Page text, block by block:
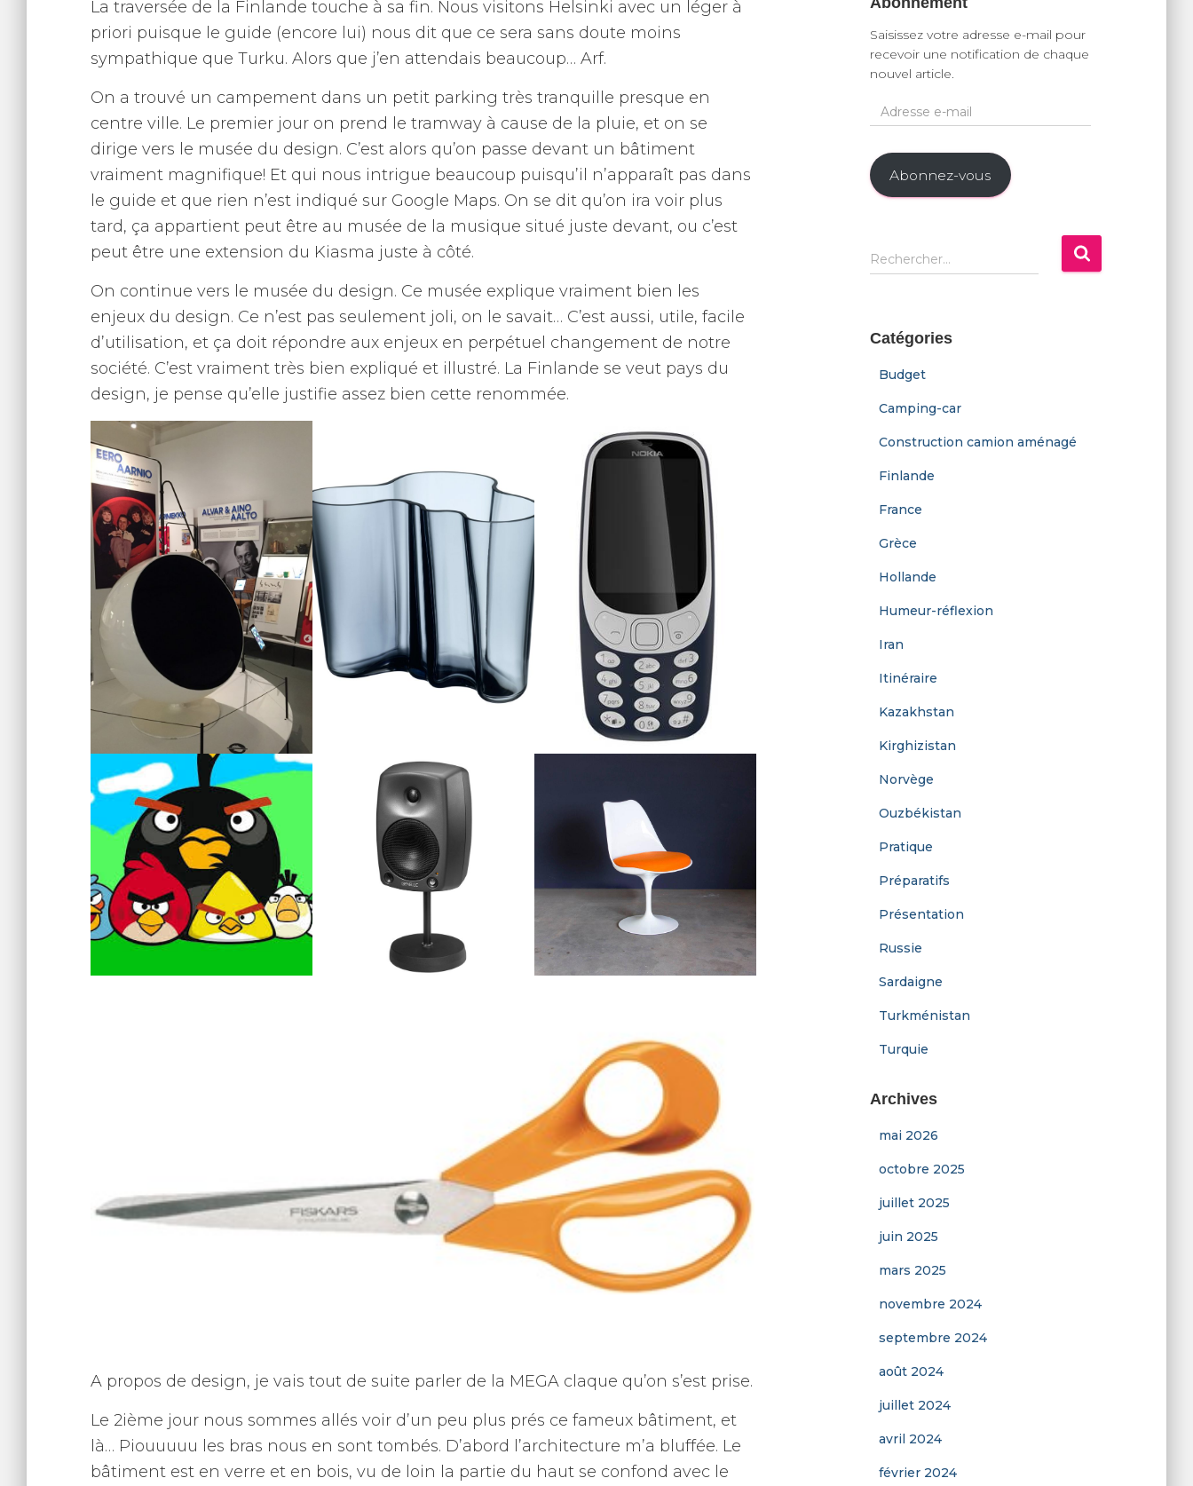
La traversée de la Finlande touche à sa fin. Nous visitons Helsinki avec un léger à
priori puisque le guide (encore lui) nous dit que ce sera sans doute moins
sympathique que Turku. Alors que j’en attendais beaucoup… Arf.
On a trouvé un campement dans un petit parking très tranquille presque en
centre ville. Le premier jour on prend le tramway à cause de la pluie, et on se
dirige vers le musée du design. C’est alors qu’on passe devant un bâtiment
vraiment magnifique! Et qui nous intrigue beaucoup puisqu’il n’apparaît pas dans
le guide et que rien n’est indiqué sur Google Maps. On se dit qu’on ira voir plus
tard, ça appartient peut être au musée de la musique situé juste devant, ou c’est
peut être une extension du Kiasma juste à côté.
On continue vers le musée du design. Ce musée explique vraiment bien les
enjeux du design. Ce n’est pas seulement joli, on le savait… C’est aussi, utile, facile
d’utilisation, et ça doit répondre aux enjeux en perpétuel changement de notre
société. C’est vraiment très bien expliqué et illustré. La Finlande se veut pays du
design, je pense qu’elle justifie assez bien cette renommée.
A propos de design, je vais tout de suite parler de la MEGA claque qu’on s’est prise.
Le 2ième jour nous sommes allés voir d’un peu plus prés ce fameux bâtiment, et
là… Piouuuuu les bras nous en sont tombés. D’abord l’architecture m’a bluffée. Le
bâtiment est en verre et en bois, vu de loin la partie du haut se confond avec le
Saisissez votre adresse e-mail pour
recevoir une notification de chaque
nouvel article.
d
e
s
-
l
Abonnez-vous
R
e
r
Rechercher…
Catégories
Budget
Camping-car
Construction camion aménagé
Finlande
France
Grèce
Hollande
Humeur-réflexion
Iran
Itinéraire
Kazakhstan
Kirghizistan
Norvège
Ouzbékistan
Pratique
Préparatifs
Présentation
Russie
Sardaigne
Turkménistan
Turquie
Archives
mai 2026
octobre 2025
juillet 2025
juin 2025
mars 2025
novembre 2024
septembre 2024
août 2024
juillet 2024
avril 2024
février 2024